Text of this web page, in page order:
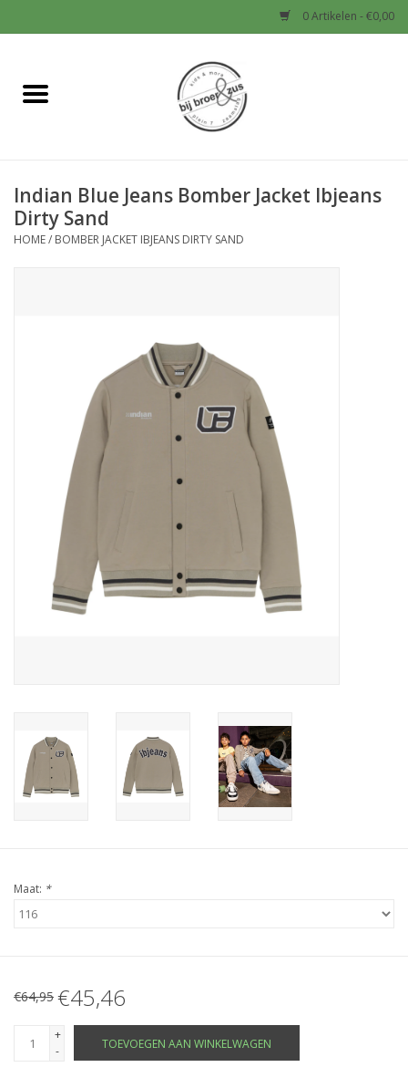
0 Artikelen - €0,00
Home
Baby
Jongens
Schoenen en Tassen
Cadeaubonnen
Merken
Cadeaubon
Indian Blue Jeans Bomber Jacket Ibjeans
Dirty Sand
HOME/ BOMBER JACKET IBJEANS DIRTY SAND
Maat: *
€64,95 €45,46
+
-
TOEVOEGEN AAN WINKELWAGEN